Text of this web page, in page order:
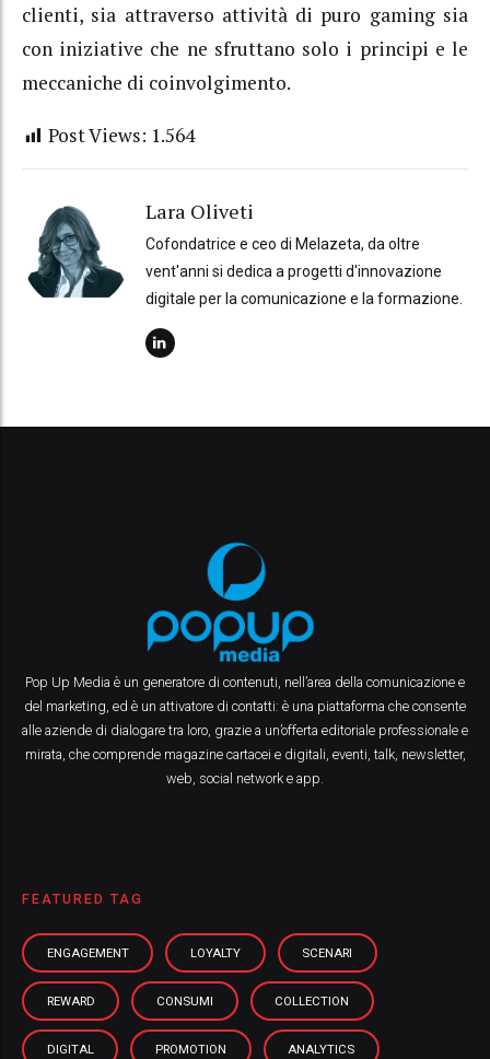
clienti, sia attraverso attività di puro gaming sia
con iniziative che ne sfruttano solo i principi e le
meccaniche di coinvolgimento.
Post Views: 1.564
Lara Oliveti
Cofondatrice e ceo di Melazeta, da oltre
vent'anni si dedica a progetti d'innovazione
digitale per la comunicazione e la formazione.
Pop Up Media è un generatore di contenuti, nell’area della comunicazione e
del marketing, ed è un attivatore di contatti: è una piattaforma che consente
alle aziende di dialogare tra loro, grazie a un’offerta editoriale professionale e
mirata, che comprende magazine cartacei e digitali, eventi, talk, newsletter,
web, social network e app.
FEATURED TAG
ENGAGEMENT LOYALTY SCENARI
REWARD CONSUMI COLLECTION
DIGITAL PROMOTION ANALYTICS